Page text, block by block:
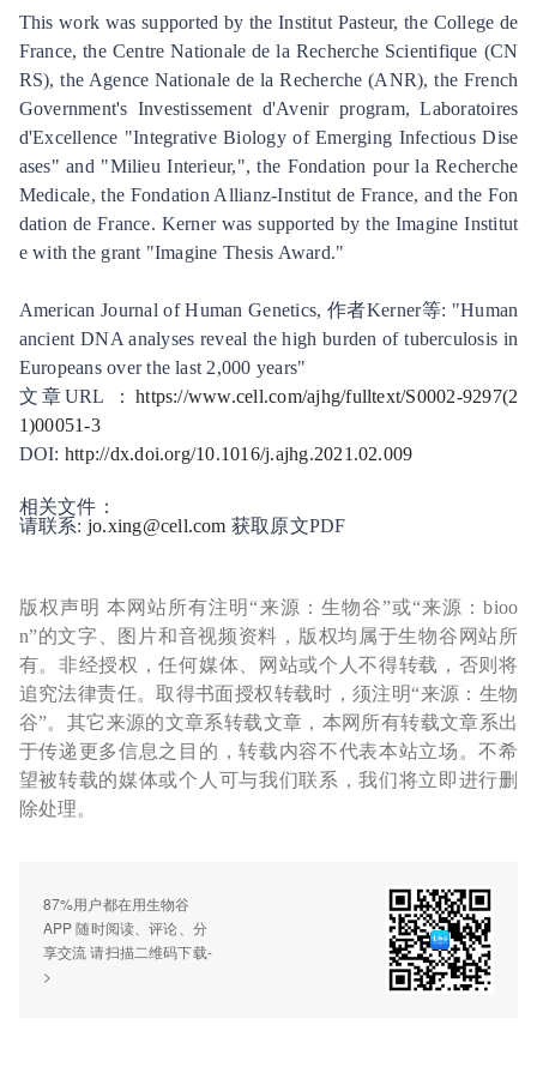
This work was supported by the Institut Pasteur, the College de
France, the Centre Nationale de la Recherche Scientifique (CN
RS), the Agence Nationale de la Recherche (ANR), the French
Government's Investissement d'Avenir program, Laboratoires
d'Excellence "Integrative Biology of Emerging Infectious Dise
ases" and "Milieu Interieur,", the Fondation pour la Recherche
Medicale, the Fondation Allianz-Institut de France, and the Fon
dation de France. Kerner was supported by the Imagine Institut
e with the grant "Imagine Thesis Award."
American Journal of Human Genetics, 作者Kerner等: "Human
ancient DNA analyses reveal the high burden of tuberculosis in
Europeans over the last 2,000 years"
文章URL ：https://www.cell.com/ajhg/fulltext/S0002-9297(2
1)00051-3
DOI: http://dx.doi.org/10.1016/j.ajhg.2021.02.009
相关文件：
请联系: jo.xing@cell.com 获取原文PDF
版权声明 本网站所有注明“来源：生物谷”或“来源：bioo
n”的文字、图片和音视频资料，版权均属于生物谷网站所
有。非经授权，任何媒体、网站或个人不得转载，否则将
追究法律责任。取得书面授权转载时，须注明“来源：生物
谷”。其它来源的文章系转载文章，本网所有转载文章系出
于传递更多信息之目的，转载内容不代表本站立场。不希
望被转载的媒体或个人可与我们联系，我们将立即进行删
除处理。
87%用户都在用生物谷
APP 随时阅读、评论、分
享交流 请扫描二维码下载-
>